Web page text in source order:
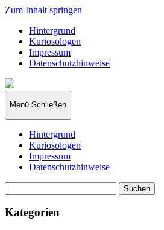
Zum Inhalt springen
Hintergrund
Kuriosologen
Impressum
Datenschutzhinweise
kuriosologie.de
Menü Schließen
Hintergrund
Kuriosologen
Impressum
Datenschutzhinweise
nach:
Kategorien